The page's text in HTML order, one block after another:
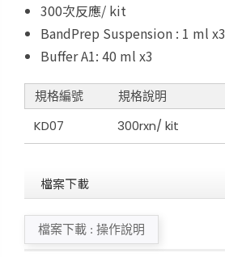
300次反應/ kit
BandPrep Suspension : 1 ml x3
Buffer A1: 40 ml x3
規格編號
規格說明
KD07
300rxn/ kit
檔案下載
檔案下載 : 操作說明